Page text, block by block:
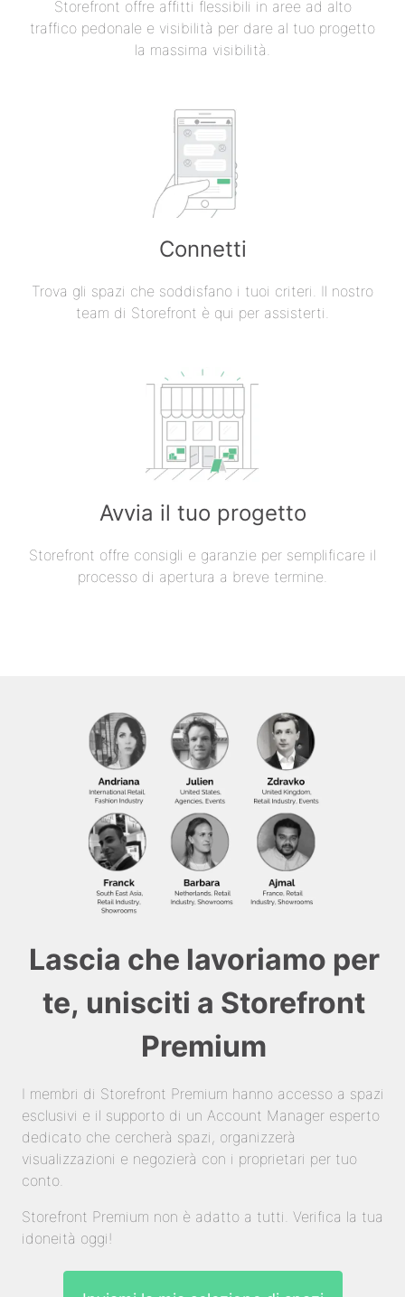
Storefront offre affitti flessibili in aree ad alto
traffico pedonale e visibilità per dare al tuo progetto
la massima visibilità.
Connetti
Trova gli spazi che soddisfano i tuoi criteri. Il nostro
team di Storefront è qui per assisterti.
Avvia il tuo progetto
Storefront offre consigli e garanzie per semplificare il
processo di apertura a breve termine.
Lascia che lavoriamo per
te, unisciti a Storefront
Premium
I membri di Storefront Premium hanno accesso a spazi
esclusivi e il supporto di un Account Manager esperto
dedicato che cercherà spazi, organizzerà
visualizzazioni e negozierà con i proprietari per tuo
conto.
Storefront Premium non è adatto a tutti. Verifica la tua
idoneità oggi!